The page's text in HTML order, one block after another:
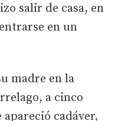
salir de casa, en
en un
madre en la
a cinco
cadáver,